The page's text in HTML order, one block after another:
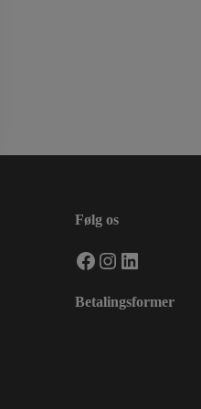
Følg os
Facebook
Instagram
LinkedIn
Betalingsformer